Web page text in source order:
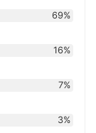
69%
16%
7%
3%